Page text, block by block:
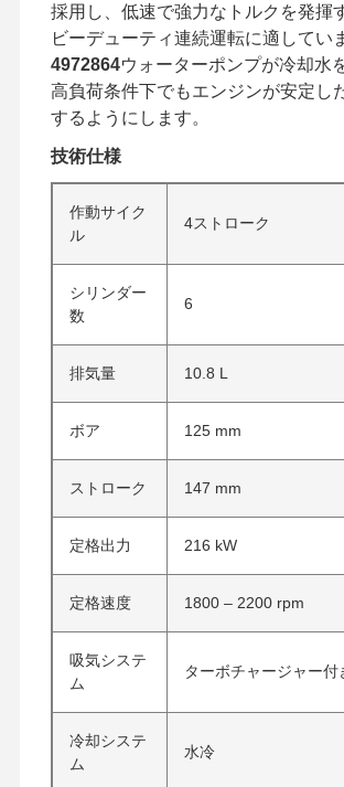
採用し、低速で強力なトルクを発揮
ビーデューティ連続運転に適してい
4972864ウォーターポンプが冷却水
高負荷条件下でもエンジンが安定し
するようにします。
技術仕様
作動サイク
ル
4ストローク
シリンダー
数
6
排気量 10.8 L
ボア 125 mm
ストローク 147 mm
定格出力 216 kW
定格速度 1800 – 2200 rpm
吸気システ
ム
ターボチャージャー付
冷却システ
ム
水冷